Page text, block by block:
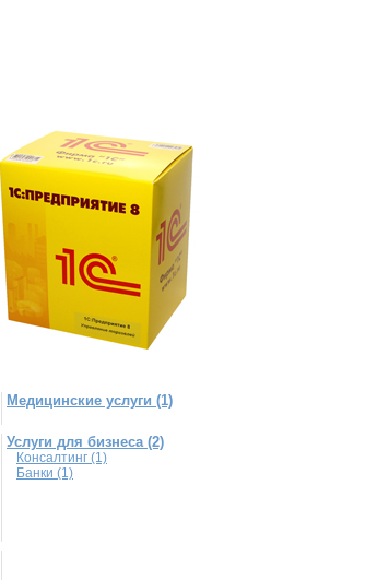
Медицинские услуги (1)
Услуги для бизнеса (2)
Консалтинг (1)
Банки (1)